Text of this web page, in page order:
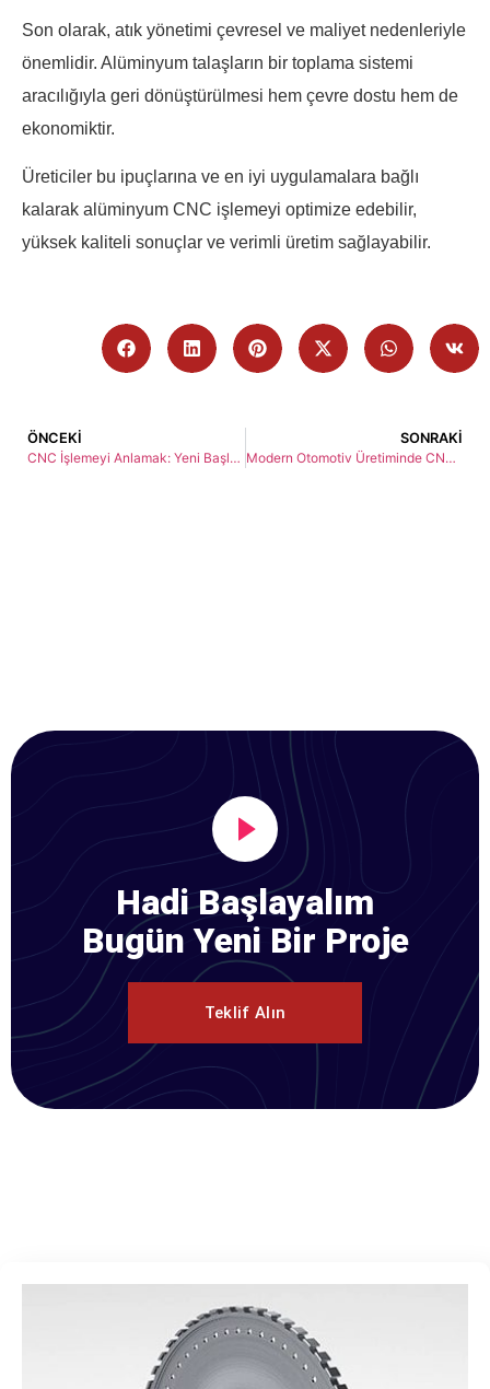
Son olarak, atık yönetimi çevresel ve maliyet nedenleriyle
önemlidir. Alüminyum talaşların bir toplama sistemi
aracılığıyla geri dönüştürülmesi hem çevre dostu hem de
ekonomiktir.
Üreticiler bu ipuçlarına ve en iyi uygulamalara bağlı
kalarak alüminyum CNC işlemeyi optimize edebilir,
yüksek kaliteli sonuçlar ve verimli üretim sağlayabilir.
ÖNCEKI
CNC İşlemeyi Anlamak: Yeni Başlayanlar İçin Kılavuz
SONRAKI
Modern Otomotiv Üretiminde CNC İşlemenin Rolü
Hadi Başlayalım
Bugün Yeni Bir Proje
Teklif Alın